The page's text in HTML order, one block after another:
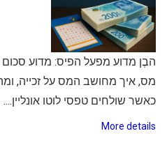
הבֶן מדוע מפעל הפיס: מדוע
מס, איך מחושב המס על זכייה,
כאשר שולחים טפסי לוטו אונליין....
More details